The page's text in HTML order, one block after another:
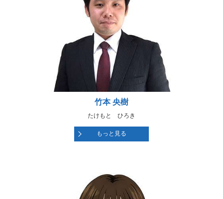
竹本 央樹
たけもと ひろき
もっと見る